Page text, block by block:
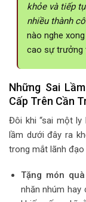
khỏe và tiếp
nhiều thành
nào nghe
cao sự trưởng
Những Sai
Cấp Trên Cần
Đôi khi “sai một ly
lầm dưới đây ra
trong mắt lãnh đạo
Tặng món
nhăn nhúm